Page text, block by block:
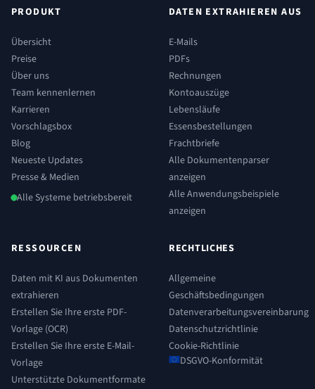
PRODUKT
Übersicht
Preise
Über uns
Team kennenlernen
Karrieren
Vorschlagsbox
Blog
Neueste Updates
Presse & Medien
Alle Systeme betriebsbereit
DATEN EXTRAHIEREN AUS
E-Mails
PDFs
Rechnungen
Kontoauszüge
Lebensläufe
Essensbestellungen
Frachtbriefe
Alle Dokumentenparser
anzeigen
Alle Anwendungsbeispiele
anzeigen
RESSOURCEN
Daten mit KI aus Dokumenten
extrahieren
Erstellen Sie Ihre erste PDF-
Vorlage (OCR)
Erstellen Sie Ihre erste E-Mail-
Vorlage
Unterstützte Dokumentformate
RECHTLICHES
Allgemeine
Geschäftsbedingungen
Datenverarbeitungsvereinbarung
Datenschutzrichtlinie
Cookie-Richtlinie
DSGVO-Konformität